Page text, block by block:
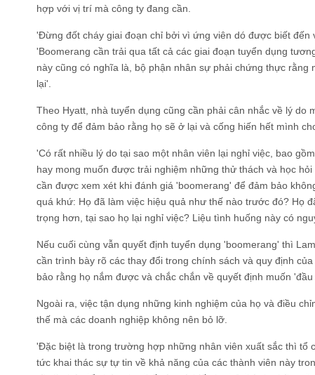
hợp với vị trí mà công ty đang cần.
'Đừng đốt cháy giai đoạn chỉ bởi vì ứng viên dó được biết đến
'Boomerang cần trải qua tất cả các giai đoạn tuyển dụng
này cũng có nghĩa là, bộ phận nhân sự phải chứng thực rằng
lại'.
Theo Hyatt, nhà tuyển dụng cũng cần phải cân nhắc về lý do
công ty để đảm bảo rằng họ sẽ ở lại và cống hiến hết mình
'Có rất nhiều lý do tại sao một nhân viên lại nghỉ việc, bao
hay mong muốn được trải nghiệm những thử thách và học
cần được xem xét khi đánh giá 'boomerang' để đảm bảo
quá khứ: Họ đã làm việc hiệu quả như thế nào trước đó? Họ
trọng hơn, tại sao họ lại nghỉ việc? Liệu tình huống này có
Nếu cuối cùng vẫn quyết định tuyển dụng 'boomerang' thì
cần trình bày rõ các thay đổi trong chính sách và quy định
bảo rằng họ nắm được và chắc chắn về quyết định muốn 'đầu
Ngoài ra, việc tận dụng những kinh nghiệm của họ và điều
thế mà các doanh nghiệp không nên bỏ lỡ.
'Đặc biệt là trong trường hợp những nhân viên xuất sắc thì tổ
tức khai thác sự tự tin về khả năng của các thành viên này